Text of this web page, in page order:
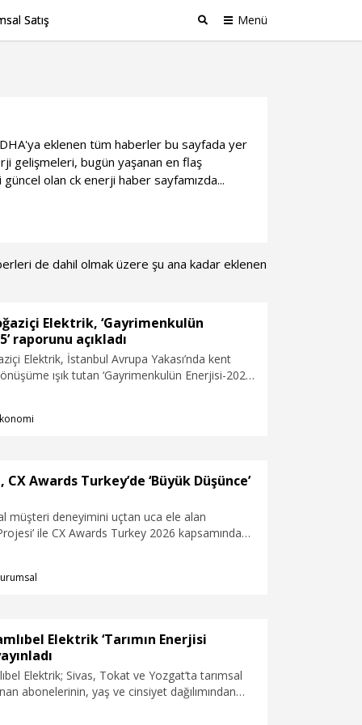
Satış Menü
eklenen tüm haberler bu sayfada yer
gelişmeleri, bugün yaşanan en flaş
olan ck enerji haber sayfamızda...
de dahil olmak üzere şu ana kadar eklenen
Elektrik, ‘Gayrimenkulün
raporunu açıkladı
Elektrik, İstanbul Avrupa Yakası’nda kent
ışık tutan ‘Gayrimenkulün Enerjisi-2025’
kapısı ilk kez açıldı.
CX Awards Turkey’de ‘Büyük Düşünce’
müşteri deneyimini uçtan uca ele alan
ile CX Awards Turkey 2026 kapsamında
Elektrik ‘Tarımın Enerjisi
Elektrik; Sivas, Tokat ve Yozgat’ta tarımsal
abonelerinin, yaş ve cinsiyet dağılımından